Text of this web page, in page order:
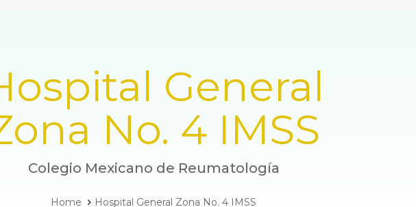
General
No. 4 IMSS
Colegio Mexicano de Reumatología
Home Hospital General Zona No. 4 IMSS